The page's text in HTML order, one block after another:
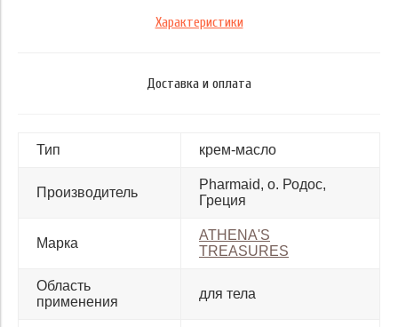
Характеристики
Доставка и оплата
Тип крем-масло
Производитель
Pharmaid, о. Родос,
Греция
Марка
ATHENA'S
TREASURES
Область
применения
для тела